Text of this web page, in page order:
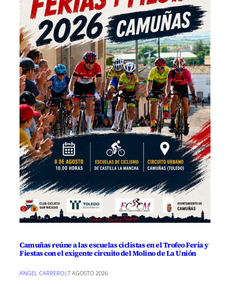
Camuñas reúne a las escuelas ciclistas en el Trofeo Feria y
Fiestas con el exigente circuito del Molino de La Unión
ANGEL CARRERO|7 AGOSTO 2026